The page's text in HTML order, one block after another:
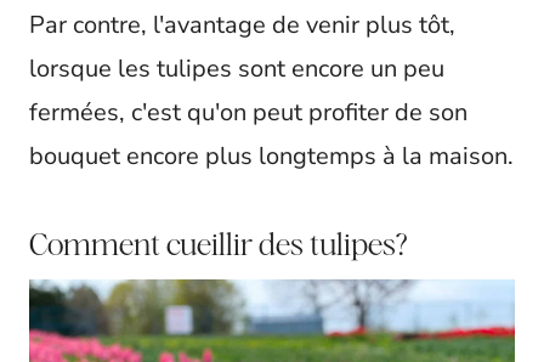
Par contre, l'avantage de venir plus tôt,
lorsque les tulipes sont encore un peu
fermées, c'est qu'on peut profiter de son
bouquet encore plus longtemps à la maison.
Comment cueillir des tulipes?